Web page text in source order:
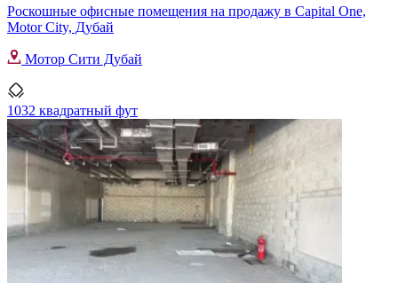
Роскошные офисные помещения на продажу в Capital One,
Motor City, Дубай
Мотор Сити Дубай
1032 квадратный фут